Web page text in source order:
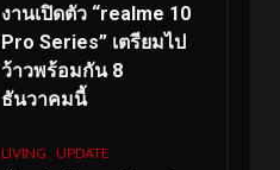
งานเปิดตัว “realme 10
Pro Series” เตรียมไป
ว้าวพร้อมกัน 8
ธันวาคมนี้
LIVING UPDATE